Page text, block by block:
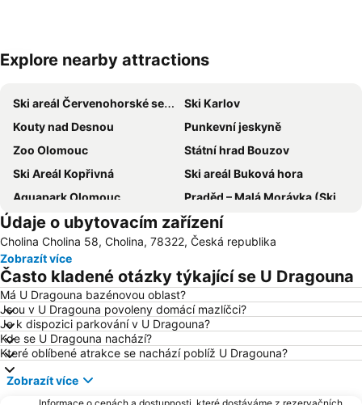
Explore nearby attractions
Ski areál Červenohorské sedlo
Ski Karlov
Kouty nad Desnou
Punkevní jeskyně
Zoo Olomouc
Státní hrad Bouzov
Ski Areál Kopřivná
Ski areál Buková hora
Aquapark Olomouc
Praděd – Malá Morávka (Ski Karlov)
Olomouc
SKI areál Olešnice
Propast Macocha
Park Sportu Hrubá Voda
Lyžařský areál Praděd
Pivovar Černá Hora
Arcibiskupský zámek a zahrady v Kroměříži
ZOO park a Dinopark Vyškov
Ubytování v Moravském krasu Baldovec
Masarykovo náměstí
Svatý Kopeček
Květná zahrada v Kroměříži
Ivanovice na Hané
Skiareál Jeseníky
Údaje o ubytovacím zařízení
Cholina Cholina 58, Cholina, 78322, Česká republika
Zobrazít více
Často kladené otázky týkající se U Dragouna
Má U Dragouna bazénovou oblast?
Jsou v U Dragouna povoleny domácí mazlíčci?
Je k dispozici parkování v U Dragouna?
Kde se U Dragouna nachází?
Které oblíbené atrakce se nachází poblíž U Dragouna?
Zobrazít více